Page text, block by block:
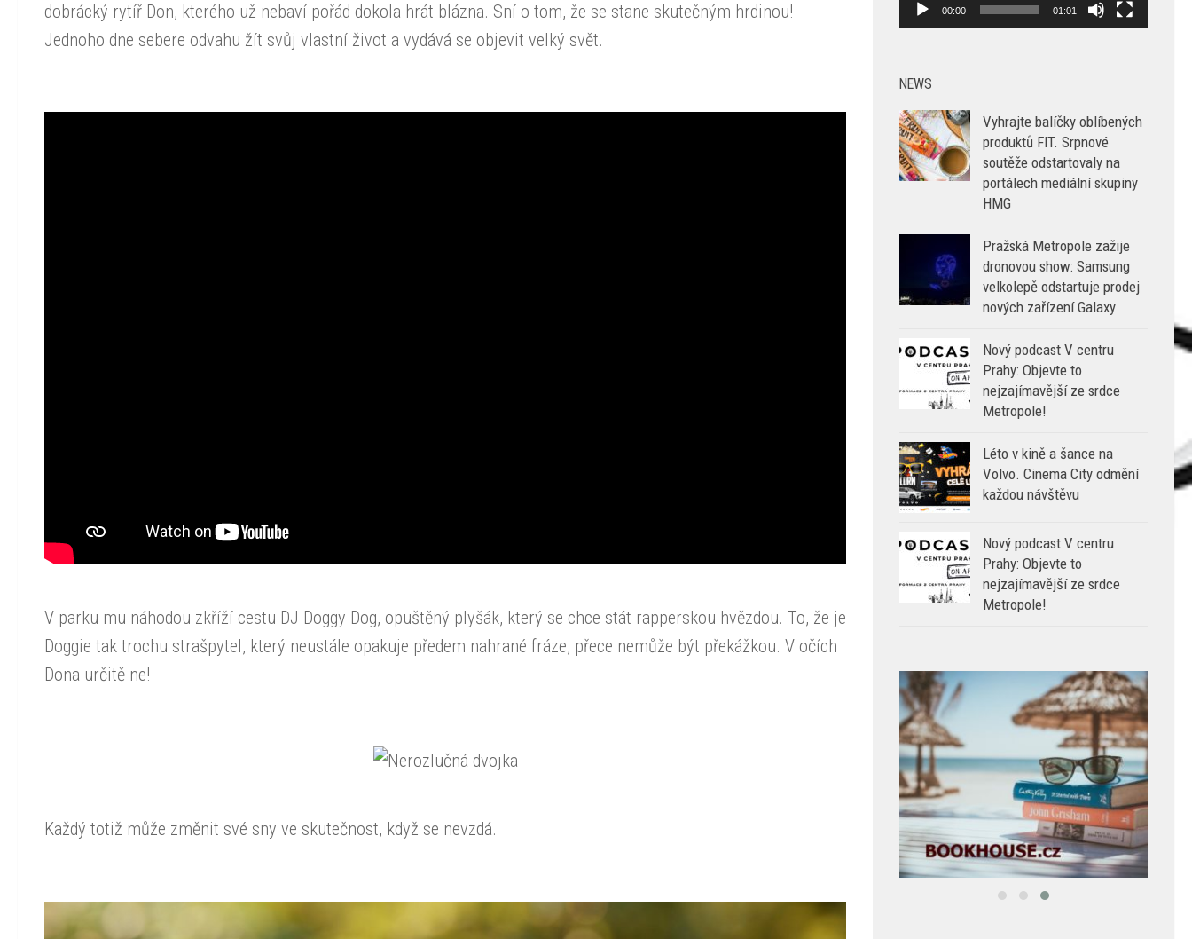
dobrácký rytíř Don, kterého už nebaví pořád dokola hrát blázna. Sní o tom, že se stane skutečným hrdinou!
Jednoho dne sebere odvahu žít svůj vlastní život a vydává se objevit velký svět.
V parku mu náhodou zkříží cestu DJ Doggy Dog, opuštěný plyšák, který se chce stát rapperskou hvězdou. To, že je
Doggie tak trochu strašpytel, který neustále opakuje předem nahrané fráze, přece nemůže být překážkou. V očích
Dona určitě ne!
Každý totiž může změnit své sny ve skutečnost, když se nevzdá.
00:00 01:01
NEWS
Vyhrajte balíčky oblíbených
produktů FIT. Srpnové
soutěže odstartovaly na
portálech mediální skupiny
HMG
Pražská Metropole zažije
dronovou show: Samsung
velkolepě odstartuje prodej
nových zařízení Galaxy
Nový podcast V centru
Prahy: Objevte to
nejzajímavější ze srdce
Metropole!
Léto v kině a šance na
Volvo. Cinema City odmění
každou návštěvu
Nový podcast V centru
Prahy: Objevte to
nejzajímavější ze srdce
Metropole!